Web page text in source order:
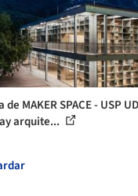
de MAKER SPACE - USP
arquite...